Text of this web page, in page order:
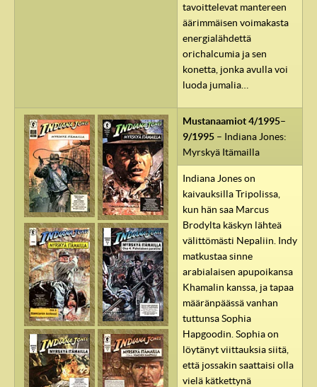
tavoittelevat mantereen
äärimmäisen voimakasta
energialähdettä
orichalcumia ja sen
konetta, jonka avulla voi
luoda jumalia…
Mustanaamiot 4/1995–
9/1995 – Indiana Jones:
Myrskyä Itämailla
Indiana Jones on
kaivauksilla Tripolissa,
kun hän saa Marcus
Brodylta käskyn lähteä
välittömästi Nepaliin. Indy
matkustaa sinne
arabialaisen apupoikansa
Khamalin kanssa, ja tapaa
määränpäässä vanhan
tuttunsa Sophia
Hapgoodin. Sophia on
löytänyt viittauksia siitä,
että jossakin saattaisi olla
vielä kätkettynä